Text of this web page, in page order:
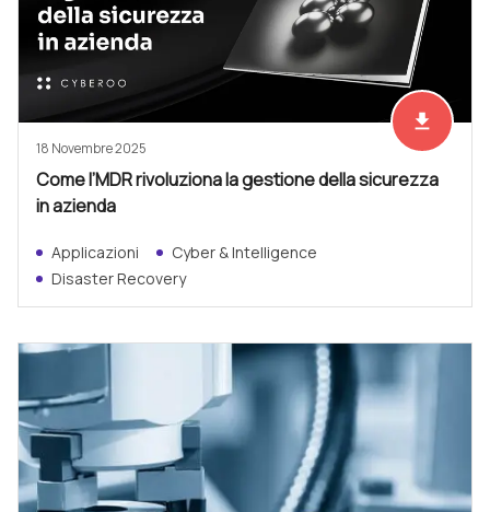
Scarica
file_download
18 Novembre 2025
Come l’MDR rivoluziona la gestione della sicurezza
in azienda
Applicazioni
Cyber & Intelligence
Disaster Recovery